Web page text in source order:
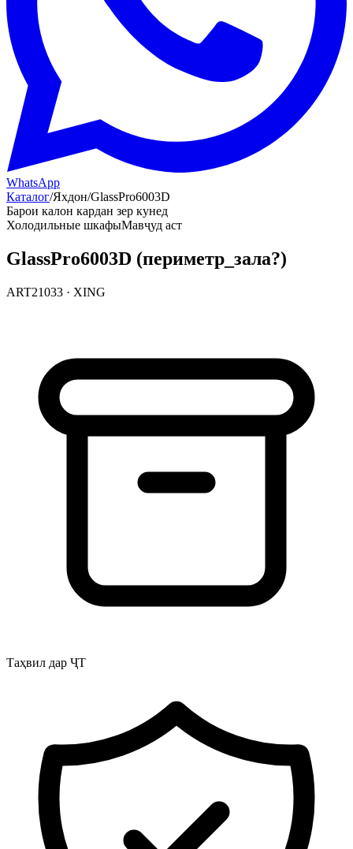
WhatsApp
Каталог/Яхдон/GlassPro6003D
Барои калон кардан зер кунед
Холодильные шкафыМавҷуд аст
GlassPro6003D (периметр_зала?)
ART21033 · XING
Таҳвил дар ҶТ